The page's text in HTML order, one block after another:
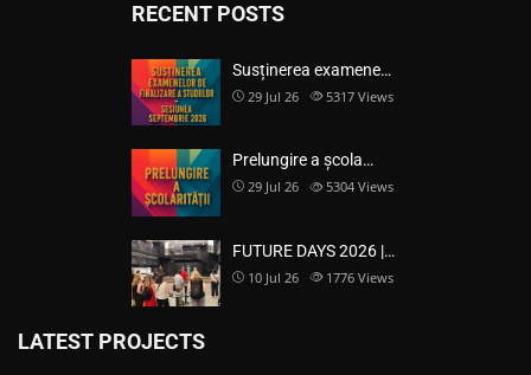
RECENT POSTS
Susținerea examene…
29 Jul 26 5317 Views
Prelungire a școla…
29 Jul 26 5304 Views
FUTURE DAYS 2026 |…
10 Jul 26 1776 Views
LATEST PROJECTS